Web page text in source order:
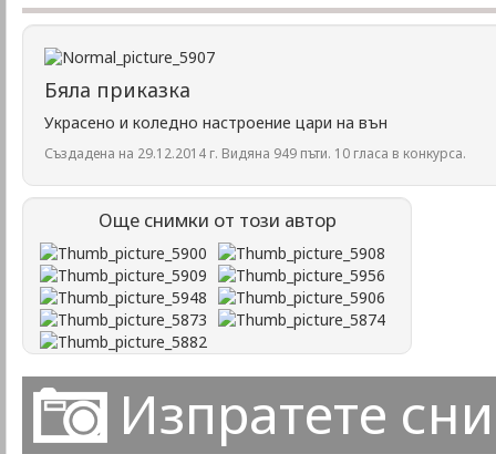
Бяла приказка
Украсено и коледно настроение цари на вън
Създадена на 29.12.2014 г. Видяна 949 пъти. 10 гласа в конкурса.
Още снимки от този автор
Изпратете